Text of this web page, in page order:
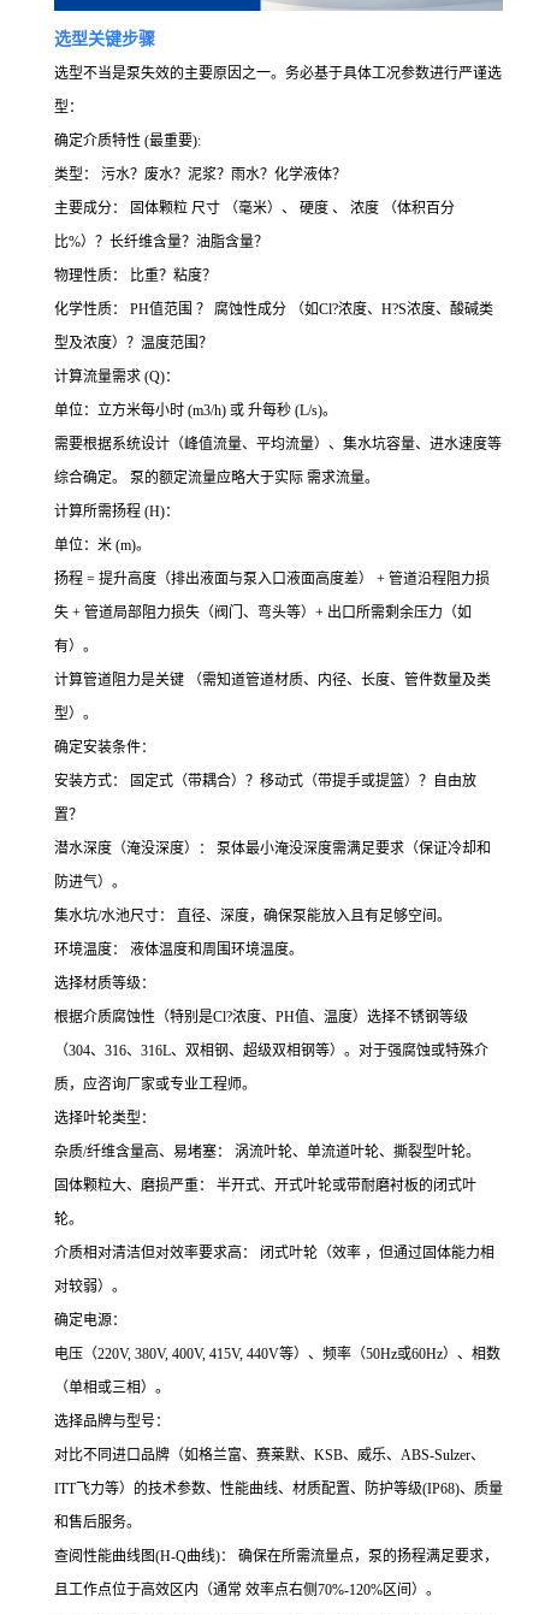
选型关键步骤
选型不当是泵失效的主要原因之一。务必基于具体工况参数进行严谨选
型：
确定介质特性 (最重要):
类型： 污水？废水？泥浆？雨水？化学液体？
主要成分： 固体颗粒 尺寸 （毫米）、 硬度 、 浓度 （体积百分
比%）？长纤维含量？油脂含量？
物理性质： 比重？粘度？
化学性质： PH值范围 ？ 腐蚀性成分 （如Cl?浓度、H?S浓度、酸碱类
型及浓度）？温度范围？
计算流量需求 (Q)：
单位：立方米每小时 (m3/h) 或 升每秒 (L/s)。
需要根据系统设计（峰值流量、平均流量）、集水坑容量、进水速度等
综合确定。 泵的额定流量应略大于实际 需求流量。
计算所需扬程 (H)：
单位：米 (m)。
扬程 = 提升高度（排出液面与泵入口液面高度差） + 管道沿程阻力损
失 + 管道局部阻力损失（阀门、弯头等）+ 出口所需剩余压力（如
有）。
计算管道阻力是关键 （需知道管道材质、内径、长度、管件数量及类
型）。
确定安装条件：
安装方式： 固定式（带耦合）？移动式（带提手或提篮）？自由放
置？
潜水深度（淹没深度）： 泵体最小淹没深度需满足要求（保证冷却和
防进气）。
集水坑/水池尺寸： 直径、深度，确保泵能放入且有足够空间。
环境温度： 液体温度和周围环境温度。
选择材质等级：
根据介质腐蚀性（特别是Cl?浓度、PH值、温度）选择不锈钢等级
（304、316、316L、双相钢、超级双相钢等）。对于强腐蚀或特殊介
质，应咨询厂家或专业工程师。
选择叶轮类型：
杂质/纤维含量高、易堵塞： 涡流叶轮、单流道叶轮、撕裂型叶轮。
固体颗粒大、磨损严重： 半开式、开式叶轮或带耐磨衬板的闭式叶
轮。
介质相对清洁但对效率要求高： 闭式叶轮（效率 ，但通过固体能力相
对较弱）。
确定电源：
电压（220V, 380V, 400V, 415V, 440V等）、频率（50Hz或60Hz）、相数
（单相或三相）。
选择品牌与型号：
对比不同进口品牌（如格兰富、赛莱默、KSB、威乐、ABS-Sulzer、
ITT飞力等）的技术参数、性能曲线、材质配置、防护等级(IP68)、质量
和售后服务。
查阅性能曲线图(H-Q曲线)： 确保在所需流量点，泵的扬程满足要求，
且工作点位于高效区内（通常 效率点右侧70%-120%区间）。